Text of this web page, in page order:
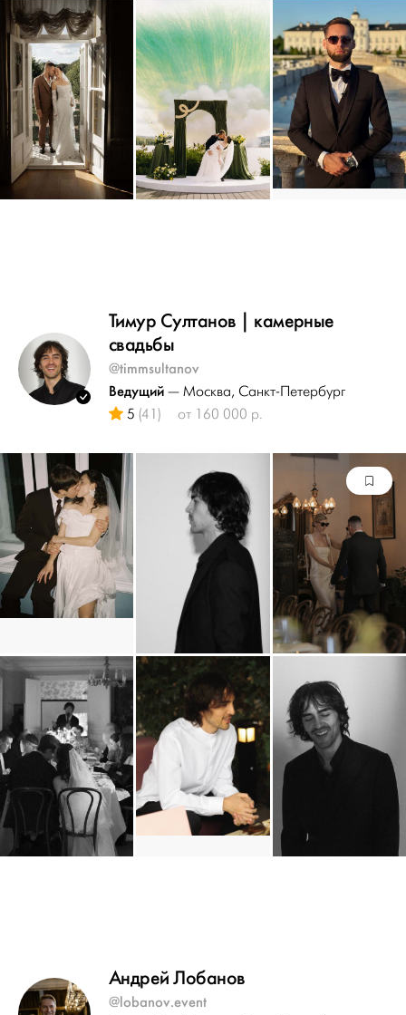
Тимур Султанов | камерные
свадьбы
@timmsultanov
Ведущий — Москва, Санкт-Петербург
5 (41) от 160 000 р.
Андрей Лобанов
@lobanov.event